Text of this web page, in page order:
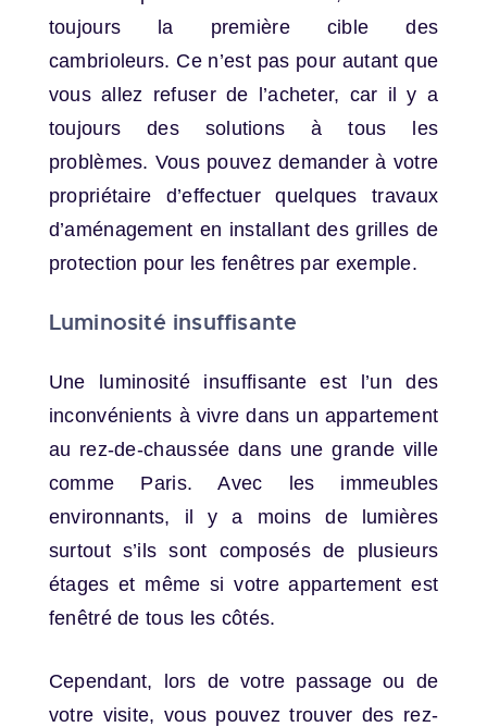
toujours la première cible des
cambrioleurs. Ce n’est pas pour autant que
vous allez refuser de l’acheter, car il y a
toujours des solutions à tous les
problèmes. Vous pouvez demander à votre
propriétaire d’effectuer quelques travaux
d’aménagement en installant des grilles de
protection pour les fenêtres par exemple.
Luminosité insuffisante
Une luminosité insuffisante est l’un des
inconvénients à vivre dans un appartement
au rez-de-chaussée dans une grande ville
comme Paris. Avec les immeubles
environnants, il y a moins de lumières
surtout s’ils sont composés de plusieurs
étages et même si votre appartement est
fenêtré de tous les côtés.
Cependant, lors de votre passage ou de
votre visite, vous pouvez trouver des rez-